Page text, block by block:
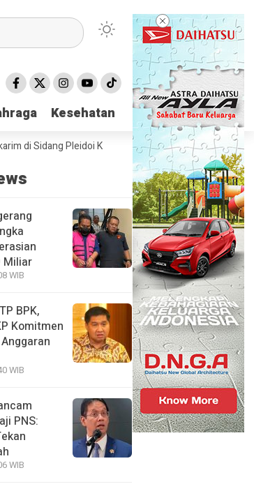
Kesehatan
Kesehatan
Sidang Pleidoi Kasus Chromebook, Pilih Pakai Jaket
Miliar
WIB
BPK,
Komitmen
WIB
PNS:
WIB